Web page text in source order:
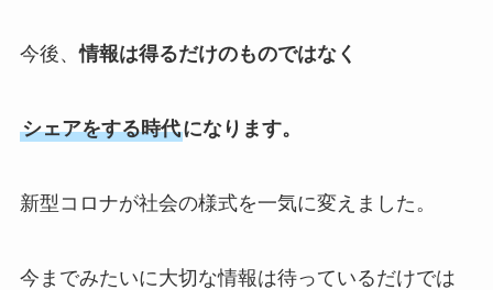
今後、情報は得るだけのものではなく
シェアをする時代になります。
新型コロナが社会の様式を一気に変えました。
今までみたいに大切な情報は待っているだけでは